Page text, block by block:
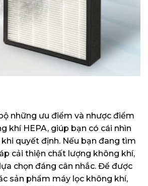
những ưu điểm và nhược điểm
khí HEPA, giúp bạn có cái nhìn
quyết định. Nếu bạn đang tìm
cải thiện chất lượng không khí,
chọn đáng cân nhắc. Để được
sản phẩm máy lọc không khí,